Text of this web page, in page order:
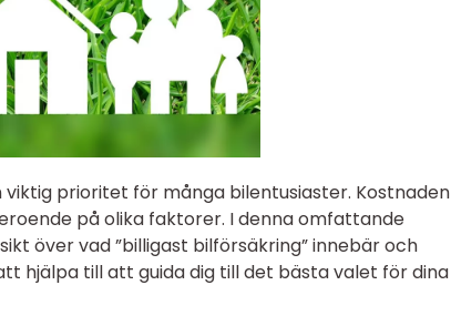
prioritet för många bilentusiaster. Kostnaden
på olika faktorer. I denna omfattande
över vad ”billigast bilförsäkring” innebär och
hjälpa till att guida dig till det bästa valet för dina